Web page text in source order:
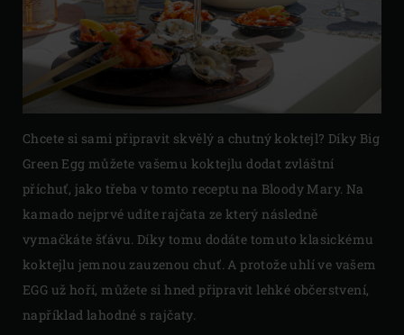
Chcete si sami připravit skvělý a chutný koktejl? Díky Big
Green Egg můžete vašemu koktejlu dodat zvláštní
příchuť, jako třeba v tomto receptu na Bloody Mary. Na
kamado nejprvé udíte rajčata ze který následně
vymačkáte šťávu. Díky tomu dodáte tomuto klasickému
koktejlu jemnou zauzenou chuť. A protože uhlí ve vašem
EGG už hoří, můžete si hned připravit lehké občerstvení,
například lahodné s rajčaty.